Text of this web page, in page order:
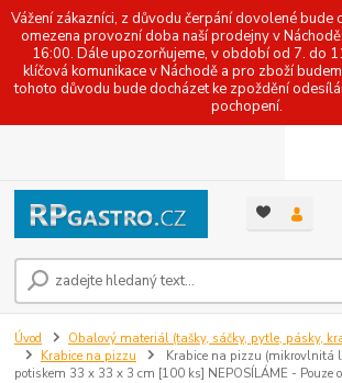
Vážení zákazníci, z důvodu čerpání dovolené
omezena provozní doba naší prodejny v
16:00. Dále upozorňujeme, v období od 7. do
klíčová komunikace v Náchodě a pro zboží
tohoto důvodu bude docházet ke zpoždění
pochopení.
Úvod
Obalový materiál (tašky, sáčky, pytle, pásky,
Krabice na pizzu
Krabice na pizzu (mikrovlnitá
potiskem 33 x 33 x 3 cm [100 ks] NEPOSÍLÁME - Pouze